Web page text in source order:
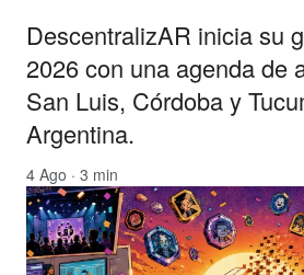
DescentralizAR inicia su
2026 con una agenda de
San Luis, Córdoba y
Argentina.
4 Ago · 3 min